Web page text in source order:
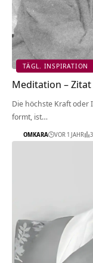
TÄGL. INSPIRATION
Meditation – Zitat
Die höchste Kraft oder
formt, ist…
OMKARA VOR 1 JAHR